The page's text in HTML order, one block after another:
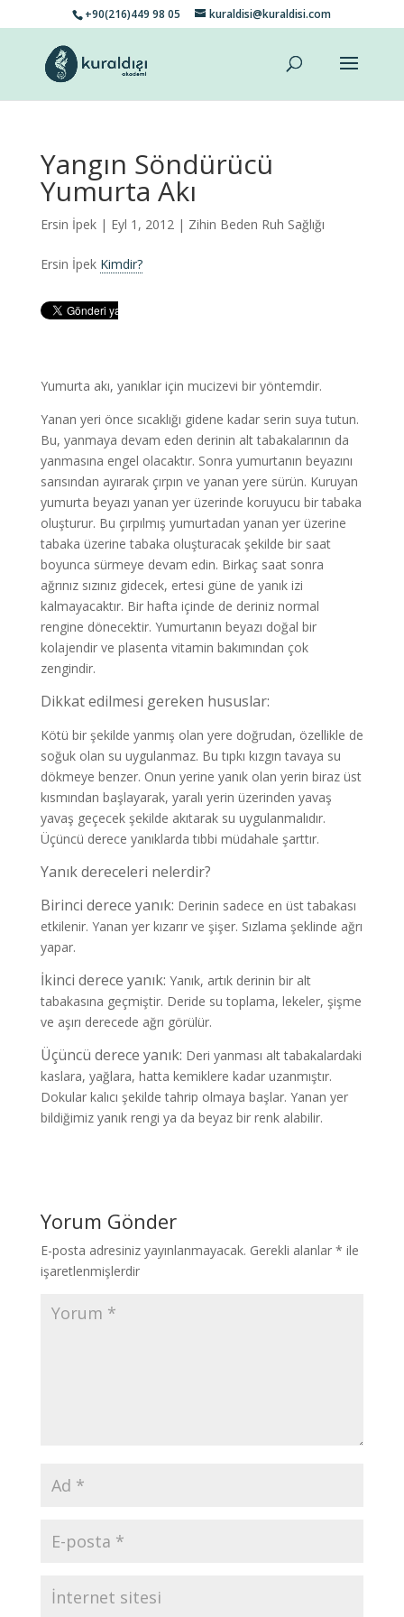
+90(216)449 98 05 kuraldisi@kuraldisi.com
Yangın Söndürücü
Yumurta Akı
Ersin İpek| Eyl 1, 2012 | Zihin Beden Ruh Sağlığı
Ersin İpek Kimdir?
Yumurta akı, yanıklar için mucizevi bir yöntemdir.
Yanan yeri önce sıcaklığı gidene kadar serin suya tutun.
Bu, yanmaya devam eden derinin alt tabakalarının da
yanmasına engel olacaktır. Sonra yumurtanın beyazını
sarısından ayırarak çırpın ve yanan yere sürün. Kuruyan
yumurta beyazı yanan yer üzerinde koruyucu bir tabaka
oluşturur. Bu çırpılmış yumurtadan yanan yer üzerine
tabaka üzerine tabaka oluşturacak şekilde bir saat
boyunca sürmeye devam edin. Birkaç saat sonra
ağrınız sızınız gidecek, ertesi güne de yanık izi
kalmayacaktır. Bir hafta içinde de deriniz normal
rengine dönecektir. Yumurtanın beyazı doğal bir
kolajendir ve plasenta vitamin bakımından çok
zengindir.
Dikkat edilmesi gereken hususlar:
Kötü bir şekilde yanmış olan yere doğrudan, özellikle de
soğuk olan su uygulanmaz. Bu tıpkı kızgın tavaya su
dökmeye benzer. Onun yerine yanık olan yerin biraz üst
kısmından başlayarak, yaralı yerin üzerinden yavaş
yavaş geçecek şekilde akıtarak su uygulanmalıdır.
Üçüncü derece yanıklarda tıbbi müdahale şarttır.
Yanık dereceleri nelerdir?
Birinci derece yanık: Derinin sadece en üst tabakası
etkilenir. Yanan yer kızarır ve şişer. Sızlama şeklinde ağrı
yapar.
İkinci derece yanık: Yanık, artık derinin bir alt
tabakasına geçmiştir. Deride su toplama, lekeler, şişme
ve aşırı derecede ağrı görülür.
Üçüncü derece yanık: Deri yanması alt tabakalardaki
kaslara, yağlara, hatta kemiklere kadar uzanmıştır.
Dokular kalıcı şekilde tahrip olmaya başlar. Yanan yer
bildiğimiz yanık rengi ya da beyaz bir renk alabilir.
Yorum Gönder
E-posta adresiniz yayınlanmayacak. Gerekli alanlar * ile
işaretlenmişlerdir